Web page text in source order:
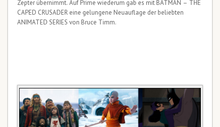
Zepter übernimmt. Auf Prime wiederum gab es mit BATMAN – THE
CAPED CRUSADER eine gelungene Neuauflage der beliebten
ANIMATED SERIES von Bruce Timm.